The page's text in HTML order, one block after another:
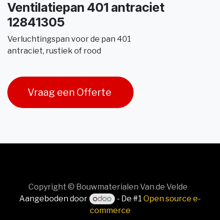
Ventilatiepan 401 antraciet
12841305
Verluchtingspan voor de pan 401
antraciet, rustiek of rood
Vraag een Offerte
Copyright © Bouwmaterialen Van de Velde
Aangeboden door
- De #1Open source e-
commerce